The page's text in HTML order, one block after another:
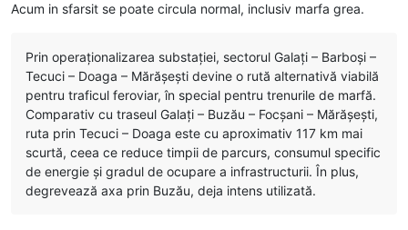
Acum in sfarsit se poate circula normal, inclusiv marfa grea.
Prin operaționalizarea substației, sectorul Galați – Barboși –
Tecuci – Doaga – Mărășești devine o rută alternativă viabilă
pentru traficul feroviar, în special pentru trenurile de marfă.
Comparativ cu traseul Galați – Buzău – Focșani – Mărășești,
ruta prin Tecuci – Doaga este cu aproximativ 117 km mai
scurtă, ceea ce reduce timpii de parcurs, consumul specific
de energie și gradul de ocupare a infrastructurii. În plus,
degrevează axa prin Buzău, deja intens utilizată.